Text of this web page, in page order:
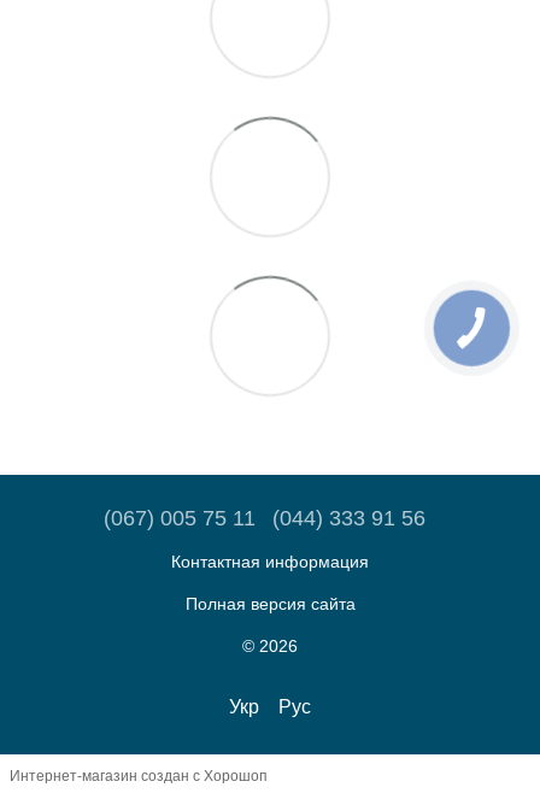
(067) 005 75 11 (044) 333 91 56
Контактная информация
Полная версия сайта
© 2026
Укр Рус
Интернет-магазин создан с Хорошоп